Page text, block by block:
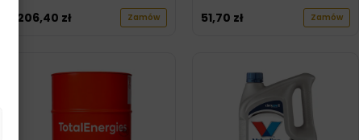
206,40 zł Zamów
51,70 zł Zamów